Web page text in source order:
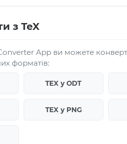
з TeX
App ви можете
форматів:
TEX у ODT
TEX у PNG